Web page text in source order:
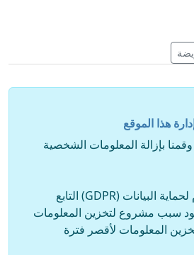
هذا الموقع
بإزالة المعلومات الشخصية
يتطلب النظام العام لحماية البيانات (GDPR) التابع
سبب مشروع لتخزين المعلومات
المعلومات لأقصر فترة